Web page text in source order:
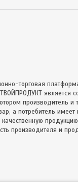
торговая
является
производитель и
а потребитель
производителя и